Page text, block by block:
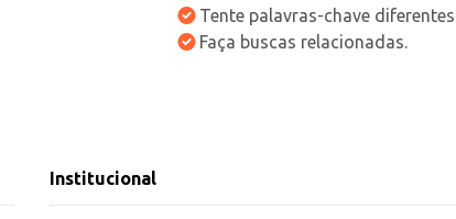
Tente palavras-chave
Faça buscas relacionadas.
Institucional